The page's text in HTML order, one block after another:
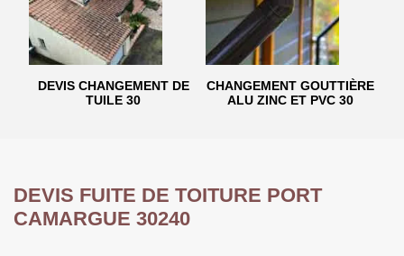
DEVIS CHANGEMENT DE
TUILE 30
CHANGEMENT GOUTTIÈRE
ALU ZINC ET PVC 30
DEVIS FUITE DE TOITURE PORT
CAMARGUE 30240